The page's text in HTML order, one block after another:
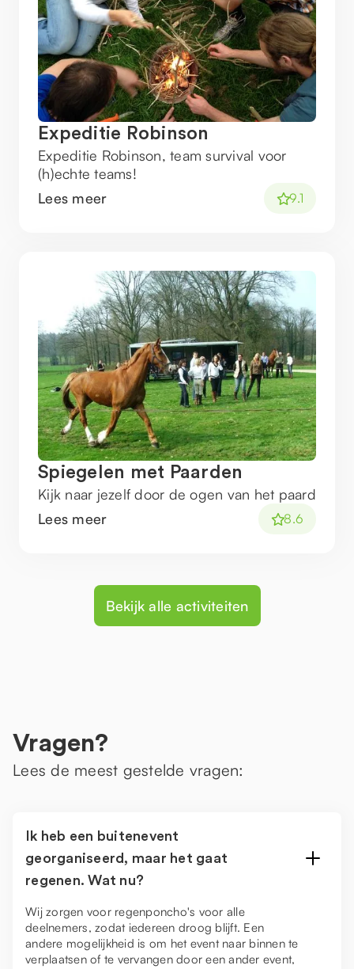
Expeditie Robinson
Expeditie Robinson, team survival voor
(h)echte teams!
Lees meer
9.1
Spiegelen met Paarden
Kijk naar jezelf door de ogen van het paard
Lees meer
8.6
Bekijk alle activiteiten
Vragen?
Lees de meest gestelde vragen:
Ik heb een buitenevent
georganiseerd, maar het gaat
regenen. Wat nu?
Wij zorgen voor regenponcho's voor alle
deelnemers, zodat iedereen droog blijft. Een
andere mogelijkheid is om het event naar binnen te
verplaatsen of te vervangen door een ander event,